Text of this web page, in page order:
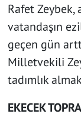
Rafet Zeybek,
vatandaşın
geçen gün
Milletvekili
tadımlık
EKECEK